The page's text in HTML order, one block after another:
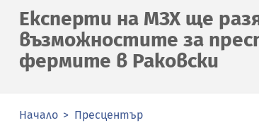
Експерти на МЗХ ще
възможностите за
фермите в Раковски
Начало Пресцентър